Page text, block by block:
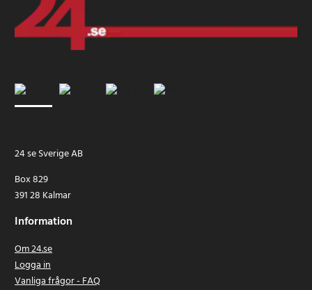
24 se Sverige AB
Box 829
391 28 Kalmar
Information
Om 24.se
Logga in
Vanliga frågor - FAQ